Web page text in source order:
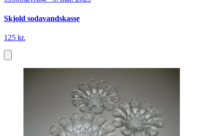
Skjold sodavandskasse
125 kr.